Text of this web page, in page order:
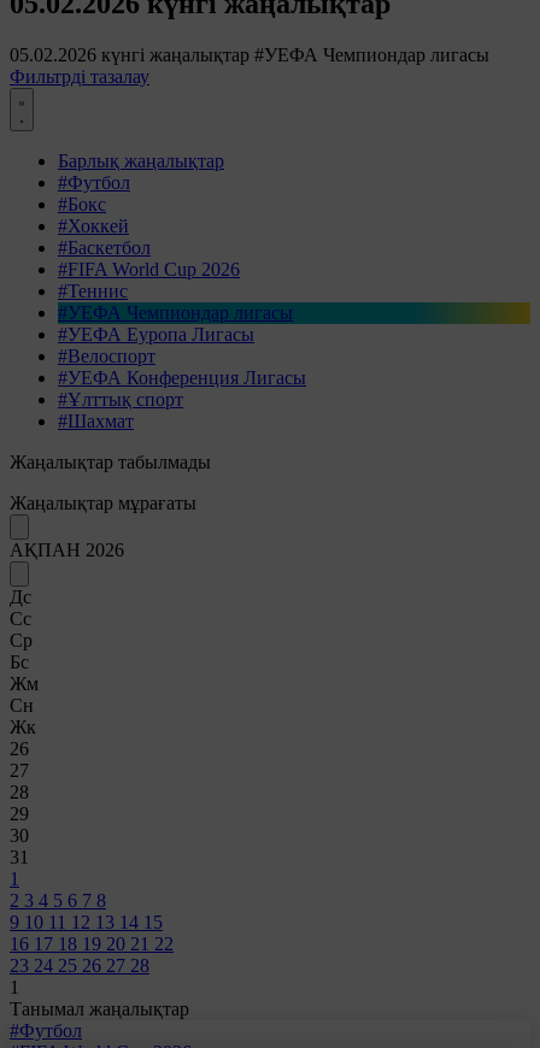
05.02.2026 күнгі жаңалықтар #УЕФА Чемпиондар лигасы
Фильтрді тазалау
Барлық жаңалықтар
#Футбол
#Бокс
#Хоккей
#Баскетбол
#FIFA World Cup 2026
#Теннис
#УЕФА Чемпиондар лигасы
#УЕФА Еуропа Лигасы
#Велоспорт
#УЕФА Конференция Лигасы
#Ұлттық спорт
#Шахмат
Жаңалықтар табылмады
Жаңалықтар мұрағаты
АҚПАН 2026
Дс
Сс
Ср
Бс
Жм
Сн
Жк
26
27
28
29
30
31
1
2 3 4 5 6 7 8
9 10 11 12 13 14 15
16 17 18 19 20 21 22
23 24 25 26 27 28
1
Танымал жаңалықтар
#Футбол